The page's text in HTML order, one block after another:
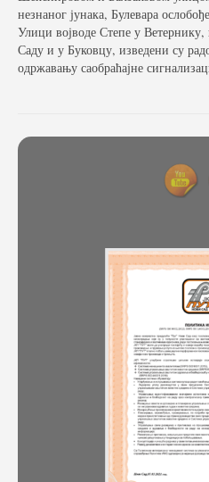
незнаног јунака, Булевара
Улици војводе Степе у
Саду и у Буковцу, изведени су
одржавању саобраћајне